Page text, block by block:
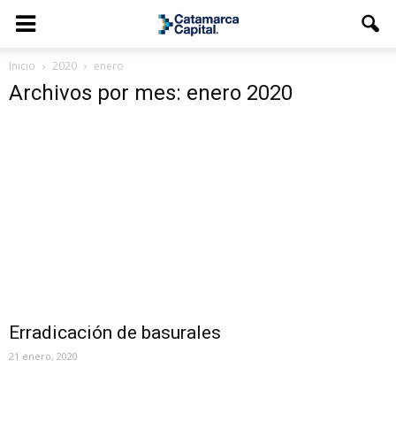
Inicio 2020 enero
Archivos por mes: enero 2020
Erradicación de basurales
21 enero, 2020